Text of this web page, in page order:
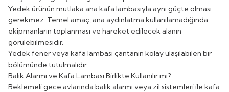
Yedek ürünün mutlaka ana kafa lambasıyla aynı güçte olması
gerekmez. Temel amaç, ana aydınlatma kullanılamadığında
ekipmanların toplanması ve hareket edilecek alanın
görülebilmesidir.
Yedek fener veya kafa lambası çantanın kolay ulaşılabilen bir
bölümünde tutulmalıdır.
Balık Alarmı ve Kafa Lambası Birlikte Kullanılır mı?
Beklemeli gece avlarında balık alarmı veya zil sistemleri ile kafa